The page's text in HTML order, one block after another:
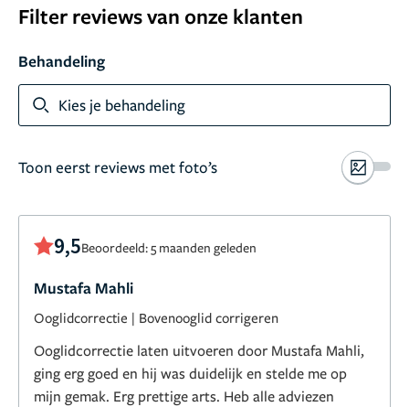
Filter reviews van onze klanten
Behandeling
Kies je behandeling
Toon eerst reviews met foto’s
9,5Beoordeeld: 5 maanden geleden
Mustafa Mahli
Ooglidcorrectie | Bovenooglid corrigeren
Ooglidcorrectie laten uitvoeren door Mustafa Mahli,
ging erg goed en hij was duidelijk en stelde me op
mijn gemak. Erg prettige arts. Heb alle adviezen